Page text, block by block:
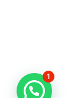
1